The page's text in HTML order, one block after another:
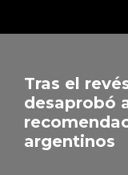
contenido
Tras el
desaprobó
argentinos